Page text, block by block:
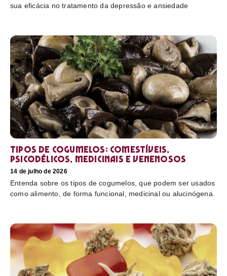
sua eficácia no tratamento da depressão e ansiedade
Tipos de cogumelos: comestíveis,
psicodélicos, medicinais e venenosos
14 de julho de 2026
Entenda sobre os tipos de cogumelos, que podem ser usados
como alimento, de forma funcional, medicinal ou alucinógena.